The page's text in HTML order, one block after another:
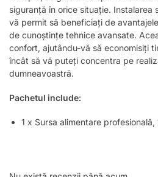
siguranță în orice situație. Instalarea
vă permit să beneficiați de
de cunoștințe tehnice avansate.
confort, ajutându-vă să economisiți
încât să vă puteți concentra pe
dumneavoastră.
Pachetul include:
1 x Sursa alimentare profesională,